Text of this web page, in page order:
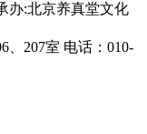
办:北京养真堂文化
、207室 电话：010-